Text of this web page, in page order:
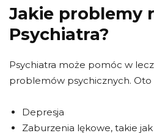
Jakie problemy
Psychiatra?
Psychiatra może pomóc w
problemów psychicznych. Oto
Depresja
Zaburzenia lękowe, takie